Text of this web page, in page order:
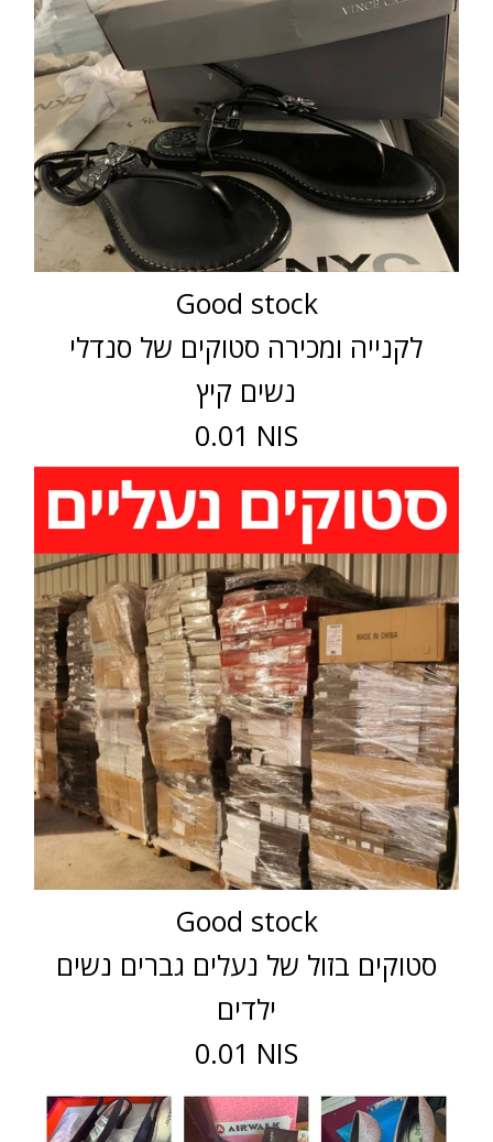
Good stock
לקנייה ומכירה סטוקים של סנדלי
נשים קיץ
0.01 NIS
Good stock
סטוקים בזול של נעלים גברים נשים
ילדים
0.01 NIS